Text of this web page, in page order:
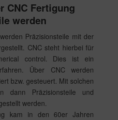
CNC Fertigung
werden
Präzisionsteile mit der
CNC steht hierbei für
control. Dies ist ein
Über CNC werden
bzw. gesteuert. Mit solchen
dann Präzisionsteile und
werden.
kam in den 60er Jahren